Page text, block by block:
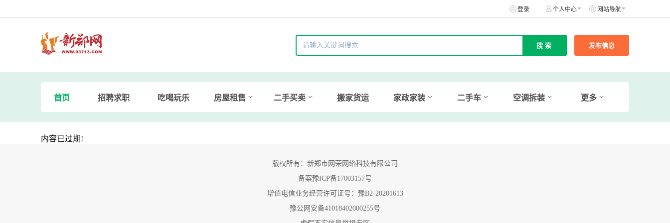
登录 个人中心 网站导航
发布信息
首页 招聘求职 吃喝玩乐 房屋租售 二手买卖 搬家货运 家政家装 二手车 空调拆装 更多
内容已过期!
版权所有：新郑市网荣网络科技有限公司
备案豫ICP备17003157号
增值电信业务经营许可证号：豫B2-20201613
豫公网安备41018402000255号